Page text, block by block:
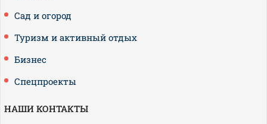
Сад и огород
Туризм и активный отдых
Бизнес
Спецпроекты
НАШИ КОНТАКТЫ